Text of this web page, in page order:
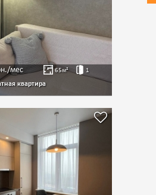
мес 65м² 1
квартира